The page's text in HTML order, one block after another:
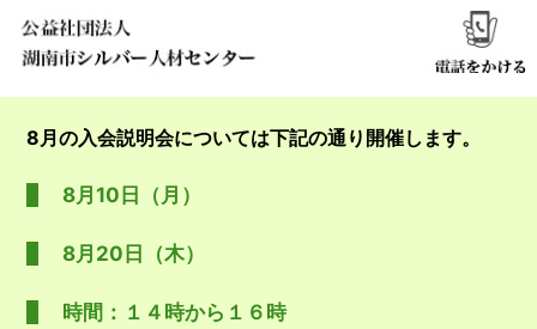
8月の入会説明会については下記の通り開催します。
8月10日（月）
8月20日（木）
時間：１４時から１６時